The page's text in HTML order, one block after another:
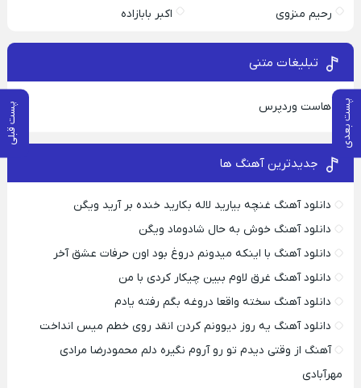
پست بعدی پست قبلی
رحیم منزوی اکبر بابازاده
تبلیغات متنی
هاست وردپرس
جدیدترین آهنگ ها
دانلود آهنگ غنچه بیارید لاله بکارید خنده بر آرید ویگن
دانلود آهنگ خوش به حال شادوماد ویگن
دانلود آهنگ با اینکه میدونم دروغ بود اون حرفات عشق آخر
دانلود آهنگ غرق لاوم ببین چیکار کردی با من
دانلود آهنگ سخته واقعا دروغه بگم رفته یادم
دانلود آهنگ یه روز دیوونم کردن انقد روی خطم میس انداخت
آهنگ از وقتی دیدم تو رو آروم نگیره دلم محمودرضا مرادی
مهرآبادی